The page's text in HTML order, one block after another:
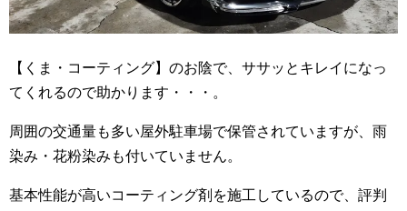
【くま・コーティング】のお陰で、ササッとキレイになっ
てくれるので助かります・・・。
周囲の交通量も多い屋外駐車場で保管されていますが、雨
染み・花粉染みも付いていません。
基本性能が高いコーティング剤を施工しているので、評判